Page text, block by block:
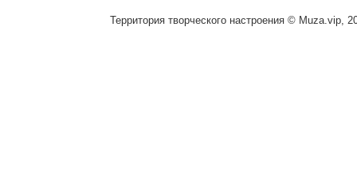
Территория творческого настроения © Muza.vip,